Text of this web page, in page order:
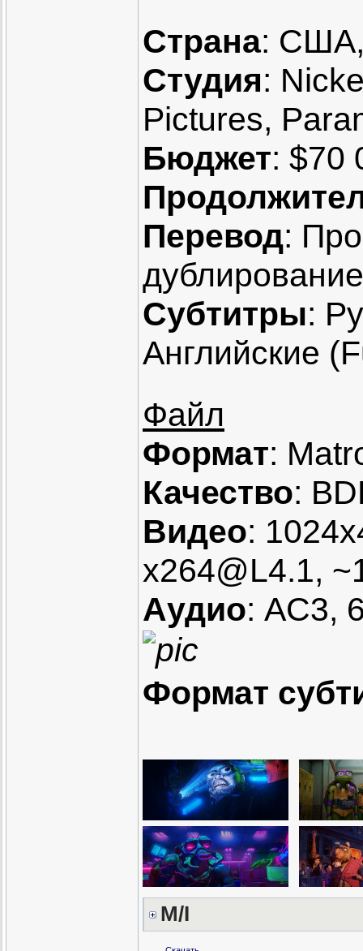
Страна: США,
Студия:
Pictures,
Бюджет: $70
Перевод:
Субтитры:
Английские
Файл
Формат:
Качество:
Видео:
x264@L4.1,
Аудио: AC3,
Формат
M/I